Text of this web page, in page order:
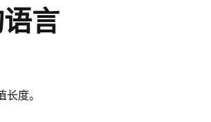
言
度。